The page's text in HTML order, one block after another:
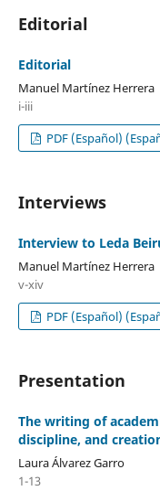
Editorial
Editorial
Manuel Martínez Herrera
i-iii
PDF (Español)
Interviews
Interview to Leda
Manuel Martínez Herrera
v-xiv
PDF (Español)
Presentation
The writing of
discipline, and
Laura Álvarez Garro
1-13